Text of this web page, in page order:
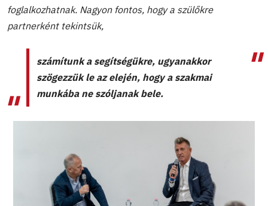
foglalkozhatnak. Nagyon fontos, hogy a szülőkre
partnerként tekintsük,
számítunk a segítségükre, ugyanakkor
szögezzük le az elején, hogy a szakmai
munkába ne szóljanak bele.